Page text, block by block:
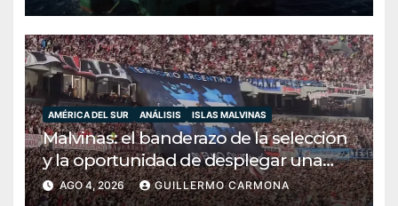
AMÉRICA DEL SUR ANÁLISIS ISLAS MALVINAS
Malvinas: el banderazo de la selección
y la oportunidad de desplegar una
diplomacia soberana
AGO 4, 2026 GUILLERMO CARMONA